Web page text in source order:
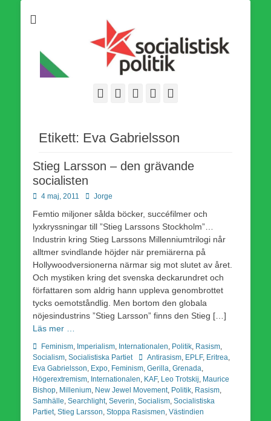
världsomfattande socialistiska Fjärde Internationalen och en viktig
tillgång i kampen för en socialistisk framtid!
FacebookWebbflöde
Instagram
Etikett: Eva Gabrielsson
Stieg Larsson – den grävande
socialisten
Publicerad
4 maj, 2011 Författare
Jorge
Femtio miljoner sålda böcker, succéfilmer och
lyxkryssningar till ”Stieg Larssons Stockholm”…
Industrin kring Stieg Larssons Millenniumtrilogi når
alltmer svindlande höjder när premiärerna på
Hollywoodversionerna närmar sig mot slutet av året.
Och mystiken kring det svenska deckarundret och
författaren som aldrig hann uppleva genombrottet
tycks oemotståndlig. Men bortom den globala
nöjesindustrins ”Stieg Larsson” finns den Stieg […]
Läs mer …
Kategorier
Feminism Imperialism Internationalen Politik Rasism
Socialism Socialistiska Partiet Etiketter
Antirasism EPLF, Eritrea
Eva Gabrielsson Expo Feminism Gerilla Grenada
Högerextremism Internationalen KAF, Leo Trotskij Maurice
Bishop Millenium New Jewel Movement, Politik Rasism
Samhälle Searchlight, Severin Socialism Socialistiska
Partiet, Stieg Larsson Stoppa Rasismen Västindien